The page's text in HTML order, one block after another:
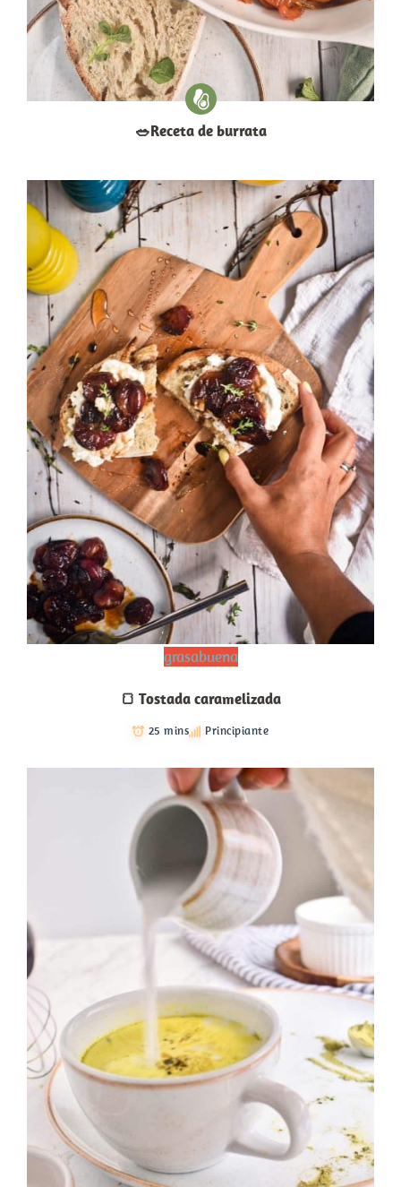
​🥗​Receta de burrata
grasabuena
🍞 Tostada caramelizada
25 mins Principiante